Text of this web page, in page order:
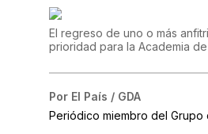
El regreso de uno o más
prioridad para la Academia
Por El País / GDA
Periódico miembro del Grupo